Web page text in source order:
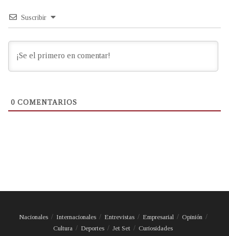
Suscribir
0 COMENTARIOS
Nacionales Internacionales Entrevistas Empresarial
Opinión
Cultura
Deportes Jet Set Curiosidades